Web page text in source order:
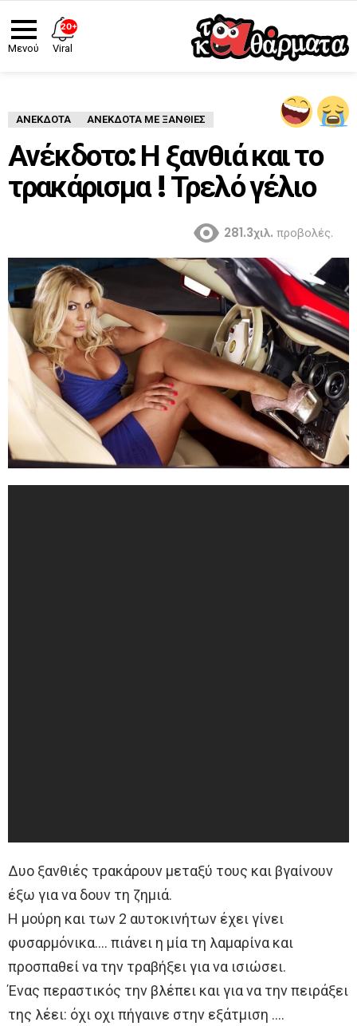
Μενού
ΑΝΈΚΔΟΤΑ ΑΝΕΚΔΟΤΑ ΜΕ ΞΑΝΘΙΕΣ
Ανέκδοτο: Η ξανθιά και το
τρακάρισμα ! Τρελό γέλιο
281.3χιλ. προβολές.
Δυο ξανθιές τρακάρουν μεταξύ τους και βγαίνουν
έξω για να δουν τη ζημιά.
Η μούρη και των 2 αυτοκινήτων έχει γίνει
φυσαρμόνικα…. πιάνει η μία τη λαμαρίνα και
προσπαθεί να την τραβήξει για να ισιώσει.
Ένας περαστικός την βλέπει και για να την πειράξει
της λέει: όχι οχι πήγαινε στην εξάτμιση ….
20+
Viral